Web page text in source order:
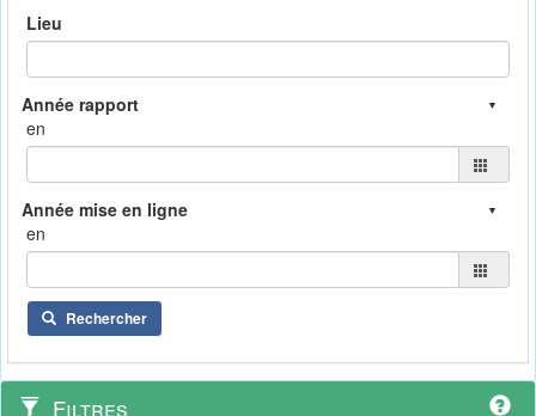
Lieu
en
en
Rechercher
Filtres